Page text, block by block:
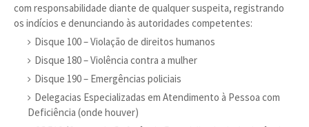
com responsabilidade diante de qualquer suspeita, registrando
os indícios e denunciando às autoridades competentes:
Disque 100 – Violação de direitos humanos
Disque 180 – Violência contra a mulher
Disque 190 – Emergências policiais
Delegacias Especializadas em Atendimento à Pessoa com
Deficiência (onde houver)